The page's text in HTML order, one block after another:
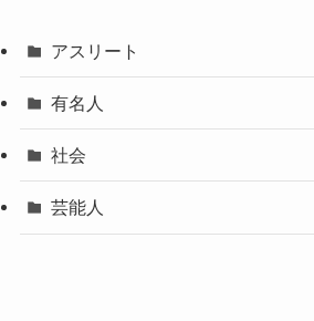
アスリート
有名人
社会
芸能人